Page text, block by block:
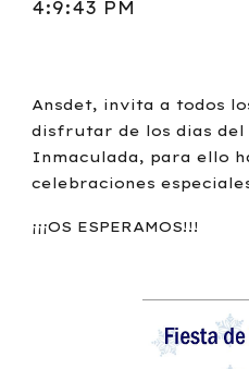
4:9:43 PM
Ansdet, invita a todos
disfrutar de los dias del
Inmaculada, para ello
celebraciones
¡¡¡OS ESPERAMOS!!!